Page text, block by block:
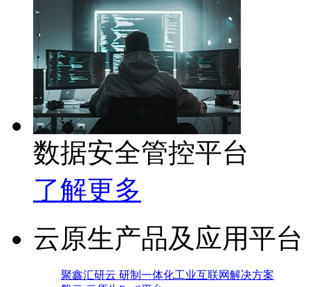
数据安全管控平台
了解更多
云原生产品及应用平台
聚鑫汇研云 研制一体化工业互联网解决方案